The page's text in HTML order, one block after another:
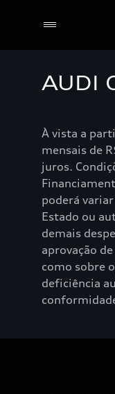
AUDI
À vista a
mensais de
juros.
poderá
Estado ou
demais
aprovação
como sobre
deficiência